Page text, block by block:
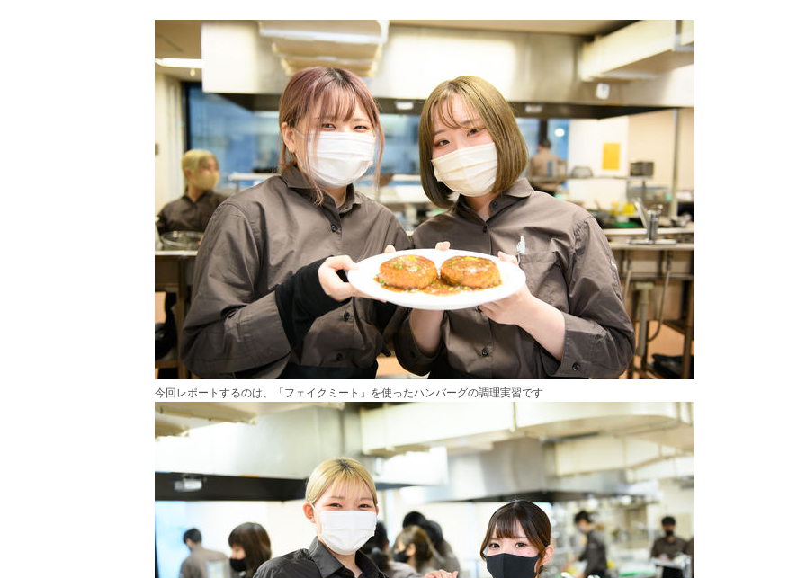
今回レポートするのは、「フェイクミート」を使ったハンバーグの調理実習です